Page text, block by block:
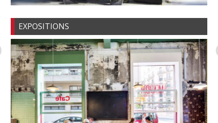
EXPOSITIONS